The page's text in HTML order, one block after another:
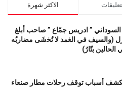
الاكثر شهرة
” ادريس جمّاع ” صاحب أبلغ
(وﺍﻟﺴﻴﻒ ﻓﻲ الغمد ﻻ ﺗُﺨشَى مضاربُه
ﺑﺘّﺎﺭُ)
يكشف أسباب توقف رحلات مطار صنعاء